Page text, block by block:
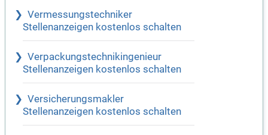
Vermessungstechniker
Stellenanzeigen kostenlos schalten
Verpackungstechnikingenieur
Stellenanzeigen kostenlos schalten
Versicherungsmakler
Stellenanzeigen kostenlos schalten